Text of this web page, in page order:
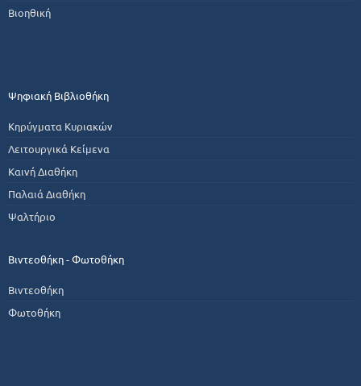
Βιοηθική
Ψηφιακή Βιβλιοθήκη
Κηρύγματα Κυριακών
Λειτουργικά Κείμενα
Καινή Διαθήκη
Παλαιά Διαθήκη
Ψαλτήριο
Βιντεοθήκη - Φωτοθήκη
Βιντεοθήκη
Φωτοθήκη